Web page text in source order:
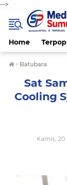
-->
Home
› Batubara
Sat
Cooling
Kamis, 20